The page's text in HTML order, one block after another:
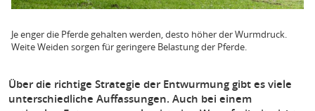
Je enger die Pferde gehalten werden, desto höher der Wurmdruck.
Weite Weiden sorgen für geringere Belastung der Pferde.
Über die richtige Strategie der Entwurmung gibt es viele
unterschiedliche Auffassungen. Auch bei einem